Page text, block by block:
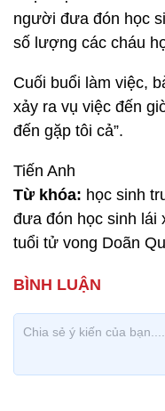
người đưa đón học
số lượng các cháu
Cuối buổi làm việc,
xảy ra vụ việc đến
đến gặp tôi cả”.
Tiến Anh
Từ khóa: học sinh
đưa đón học sinh lái
tuổi tử vong Doãn